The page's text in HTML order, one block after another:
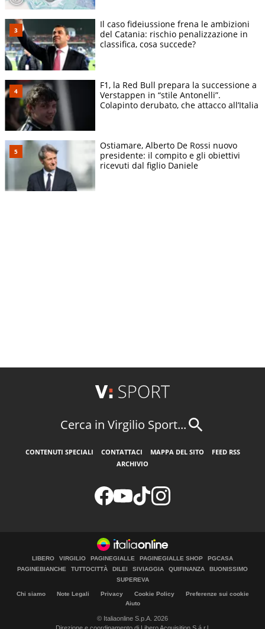
Il caso fideiussione frena le ambizioni
del Catania: rischio penalizzazione in
classifica, cosa succede?
F1, la Red Bull prepara la successione a
Verstappen in “stile Antonelli”.
Colapinto derubato, che attacco all’Italia
Ostiamare, Alberto De Rossi nuovo
presidente: il compito e gli obiettivi
ricevuti dal figlio Daniele
Cerca in Virgilio Sport...
CONTENUTI SPECIALI CONTATTACI MAPPA DEL SITO
FEED RSS
ARCHIVIO
LIBERO VIRGILIO PAGINEGIALLE PAGINEGIALLE SHOP
PGCASA
PAGINEBIANCHE
TUTTOCITTÀ DILEI SIVIAGGIA QUIFINANZA
BUONISSIMO
SUPEREVA
Chi siamo Note Legali Privacy Cookie Policy
Preferenze sui cookie
Aiuto
© Italiaonline S.p.A. 2026